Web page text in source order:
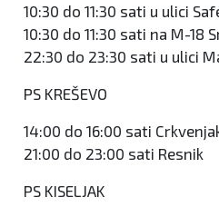
10:30 do 11:30 sati u ulici
10:30 do 11:30 sati na M-18
22:30 do 23:30 sati u ulici
PS KREŠEVO
14:00 do 16:00 sati
21:00 do 23:00 sati Resnik
PS KISELJAK